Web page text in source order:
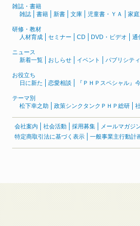
雑誌・書籍
雑誌
書籍 新書 文庫 児童書・ＹＡ 家
研修・教材
人材育成
セミナー CD DVD・ビデオ 通
ニュース
新着一覧
おしらせ イベント パブリシティ
お役立ち
日に新た
恋愛相談 『ＰＨＰスペシャル』
テーマ別
松下幸之助
政策シンクタンクＰＨＰ総研
会社案内 社会活動 採用募集 メールマガジ
特定商取引法に基づく表示
一般事業主行動計